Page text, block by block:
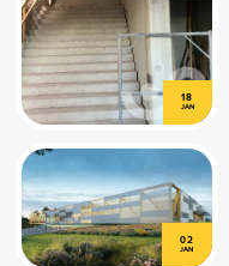
18
JAN
02
JAN